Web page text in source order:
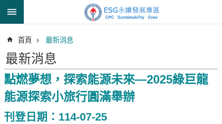
跳到主要內容區塊
階
搜
尋
明
首頁 最新消息
最新消息
點燃夢想，探索能源未來—2025綠巨龍
能源探索小旅行圓滿舉辦
刊登日期：114-07-25